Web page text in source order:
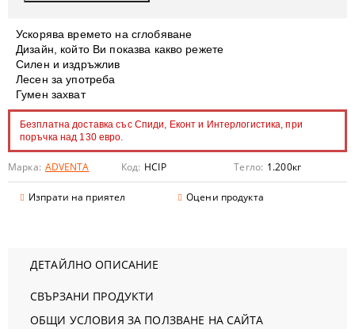
Ускорява времето на сглобяване
Дизайн, който Ви показва какво режете
Силен и издръжлив
Лесен за употреба
Гумен захват
Безплатна доставка със Спиди, Еконт и Интерлогистика, при
поръчка над 130 евро.
Марка: ADVENTA Код: HCIP Тегло: 1.200кг
Изпрати на приятел Оцени продукта
ДЕТАЙЛНО ОПИСАНИЕ
СВЪРЗАНИ ПРОДУКТИ
ОБЩИ УСЛОВИЯ ЗА ПОЛЗВАНЕ НА САЙТА